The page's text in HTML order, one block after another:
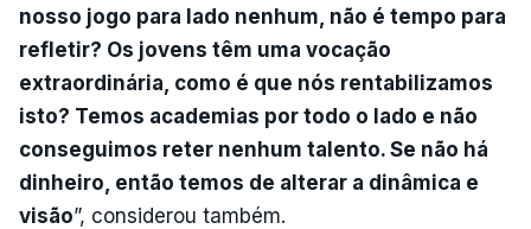
nosso jogo para lado nenhum, não é tempo para
refletir? Os jovens têm uma vocação
extraordinária, como é que nós rentabilizamos
isto? Temos academias por todo o lado e não
conseguimos reter nenhum talento. Se não há
dinheiro, então temos de alterar a dinâmica e
visão”, considerou também.